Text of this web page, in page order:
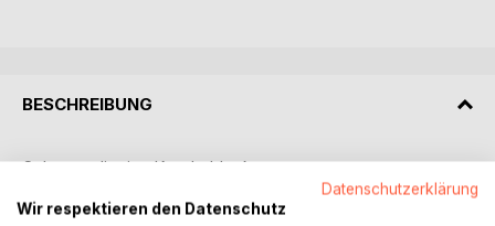
BESCHREIBUNG
Schnapp dir eine Kuscheldecke
Alles wird still
Datenschutzerklärung
Wir respektieren den Datenschutz